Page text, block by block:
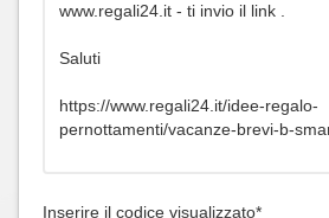
Inserire il codice visualizzato*